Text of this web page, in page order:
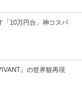
「10万円台」神コスパ
』の世界観再現